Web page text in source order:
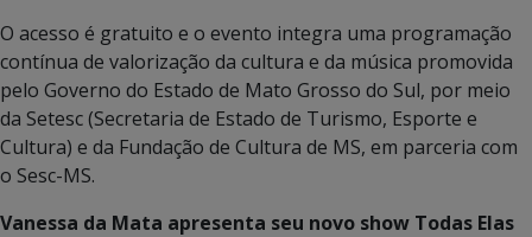
O acesso é gratuito e o evento integra uma programação
contínua de valorização da cultura e da música promovida
pelo Governo do Estado de Mato Grosso do Sul, por meio
da Setesc (Secretaria de Estado de Turismo, Esporte e
Cultura) e da Fundação de Cultura de MS, em parceria com
o Sesc-MS.
Vanessa da Mata apresenta seu novo show Todas Elas